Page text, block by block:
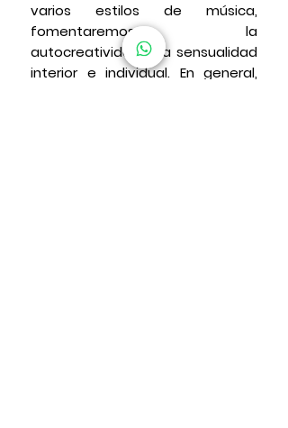
varios estilos de música,
fomentaremos la
autocreatividad y la sensualidad
interior e individual. En general,